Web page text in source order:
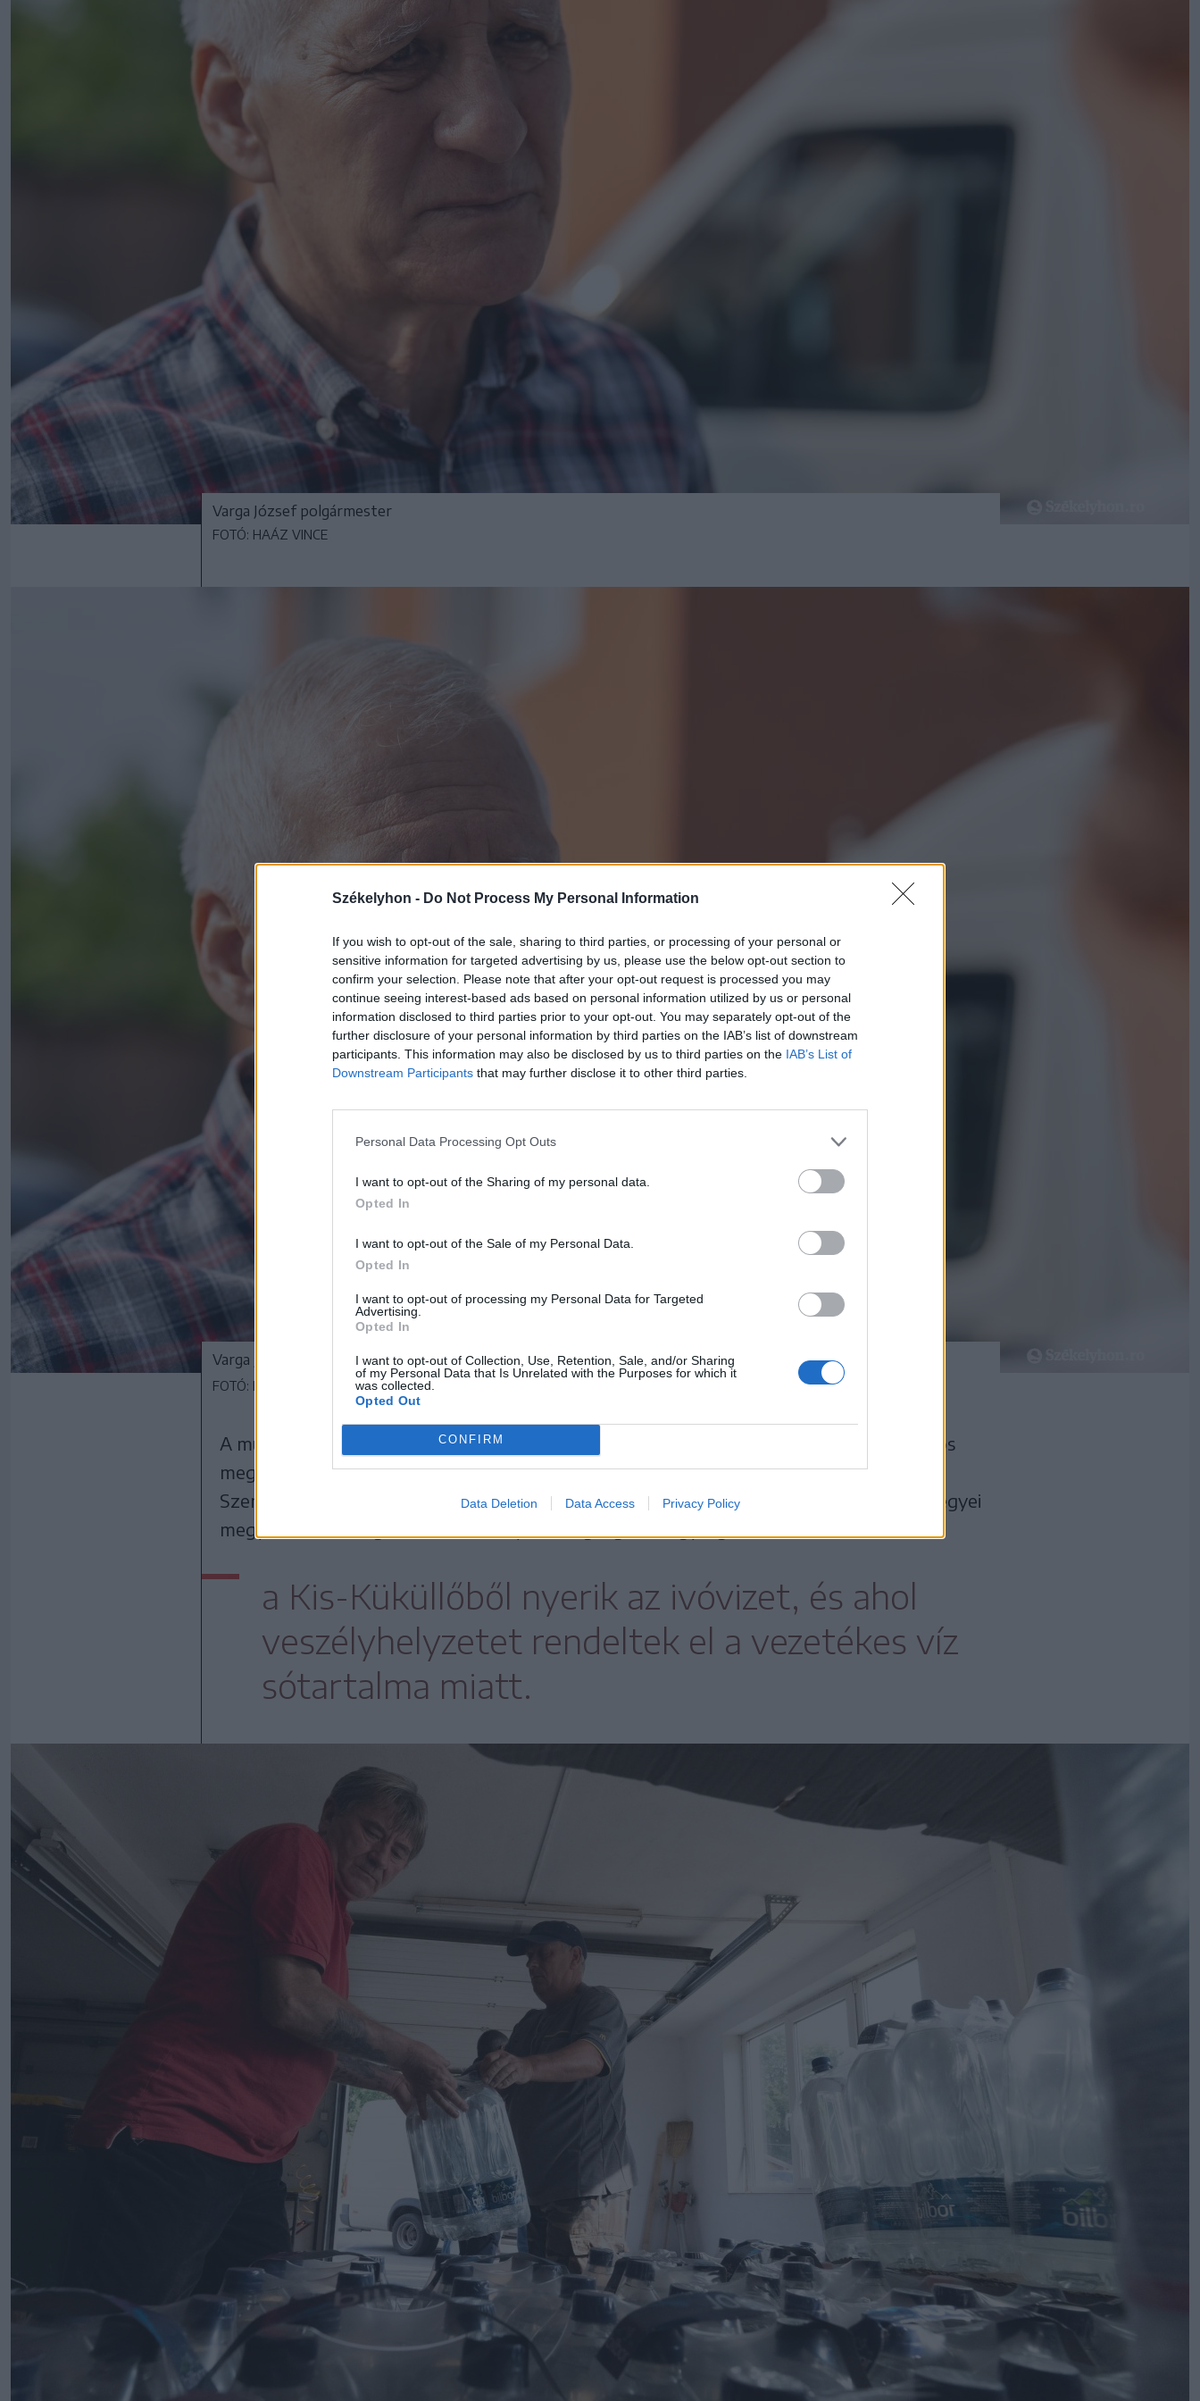
Székelyhon - Do Not Process My Personal Information
If you wish to opt-out of the sale, sharing to third parties, or processing of your personal or
sensitive information for targeted advertising by us, please use the below opt-out section to
confirm your selection. Please note that after your opt-out request is processed you may
continue seeing interest-based ads based on personal information utilized by us or personal
information disclosed to third parties prior to your opt-out. You may separately opt-out of the
further disclosure of your personal information by third parties on the IAB’s list of downstream
participants. This information may also be disclosed by us to third parties on the IAB’s List of
Downstream Participants that may further disclose it to other third parties.
Personal Data Processing Opt Outs
I want to opt-out of the Sharing of my personal data.
Opted In
I want to opt-out of the Sale of my Personal Data.
Opted In
I want to opt-out of processing my Personal Data for Targeted
Advertising.
Opted In
I want to opt-out of Collection, Use, Retention, Sale, and/or Sharing
of my Personal Data that Is Unrelated with the Purposes for which it
was collected.
Opted Out
CONFIRM
Data Deletion Data Access Privacy Policy
Varga József polgármester
FOTÓ: HAÁZ VINCE
Varga József polgármester
FOTÓ: HAÁZ VINCE
A munkahét első napján, kedden kisteherautóból palackozott vizet pakoltak le a Maros
megyei Gyulakután a polgármesteri hivatal alkalmazottai, akik a Magyar Ökumenikus
Szeretetszolgálat adományát vették át. A marosszéki nagyközség ugyanis Hargita megyei
megyehatárhoz legközelebb eső olyan közigazgatási egység, ahol
a Kis-Küküllőből nyerik az ivóvizet, és ahol
veszélyhelyzetet rendeltek el a vezetékes víz
sótartalma miatt.